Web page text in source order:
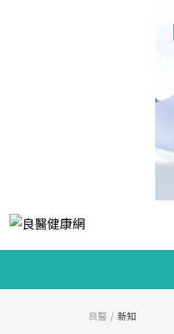
良醫 新知